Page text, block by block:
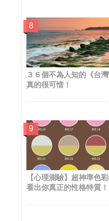
３６個不為人知的《台
真的很可惜！
【心理測驗】超神準色
看出你真正的性格特質！